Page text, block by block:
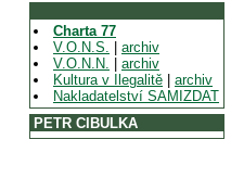
Charta 77
V.O.N.S.
archiv
V.O.N.N.
archiv
Kultura v Ilegalitě
archiv
Nakladatelství SAMIZDAT
PETR CIBULKA